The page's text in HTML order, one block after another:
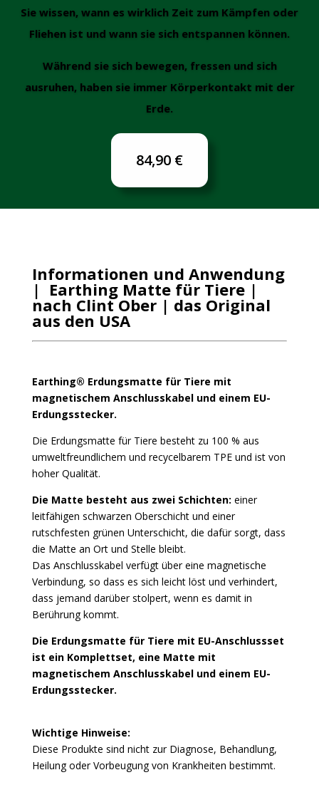
Sie wissen, wann es wirklich Zeit zum Kämpfen oder
Fliehen ist und wann sie sich entspannen können.
Während sie sich bewegen, fressen und sich
ausruhen, haben sie immer Körperkontakt mit der
Erde.
84,90 €
Informationen und Anwendung
| Earthing Matte für Tiere |
nach Clint Ober | das Original
aus den USA
Earthing® Erdungsmatte für Tiere mit
magnetischem Anschlusskabel und einem EU-
Erdungsstecker.
Die Erdungsmatte für Tiere besteht zu 100 % aus
umweltfreundlichem und recycelbarem TPE und ist von
hoher Qualität.
Die Matte besteht aus zwei Schichten: einer
leitfähigen schwarzen Oberschicht und einer
rutschfesten grünen Unterschicht, die dafür sorgt, dass
die Matte an Ort und Stelle bleibt.
Das Anschlusskabel verfügt über eine magnetische
Verbindung, so dass es sich leicht löst und verhindert,
dass jemand darüber stolpert, wenn es damit in
Berührung kommt.
Die Erdungsmatte für Tiere mit EU-Anschlussset
ist ein Komplettset, eine Matte mit
magnetischem Anschlusskabel und einem EU-
Erdungsstecker.
Wichtige Hinweise:
Diese Produkte sind nicht zur Diagnose, Behandlung,
Heilung oder Vorbeugung von Krankheiten bestimmt.